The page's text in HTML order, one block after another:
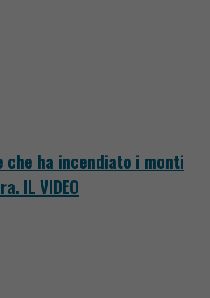
che ha incendiato i monti
IL VIDEO